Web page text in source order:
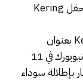
جورجينا رودريغيز تتألق بمجوهرات خرافية في حفل Kering
في الحفل السنوي الرابع لـ Kering Foundation بعنوان
“Caring for Women” الذي أُقيم في مدينة نيويورك في 11
بإطلالة سوداء